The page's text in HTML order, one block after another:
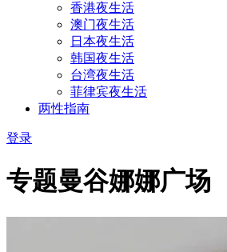
香港夜生活
澳门夜生活
日本夜生活
韩国夜生活
台湾夜生活
菲律宾夜生活
两性指南
登录
专题曼谷娜娜广场